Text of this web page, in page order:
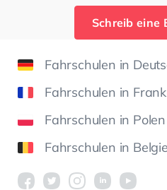
Schreib eine
Fahrschulen in
Fahrschulen in
Fahrschulen in Polen
Fahrschulen in